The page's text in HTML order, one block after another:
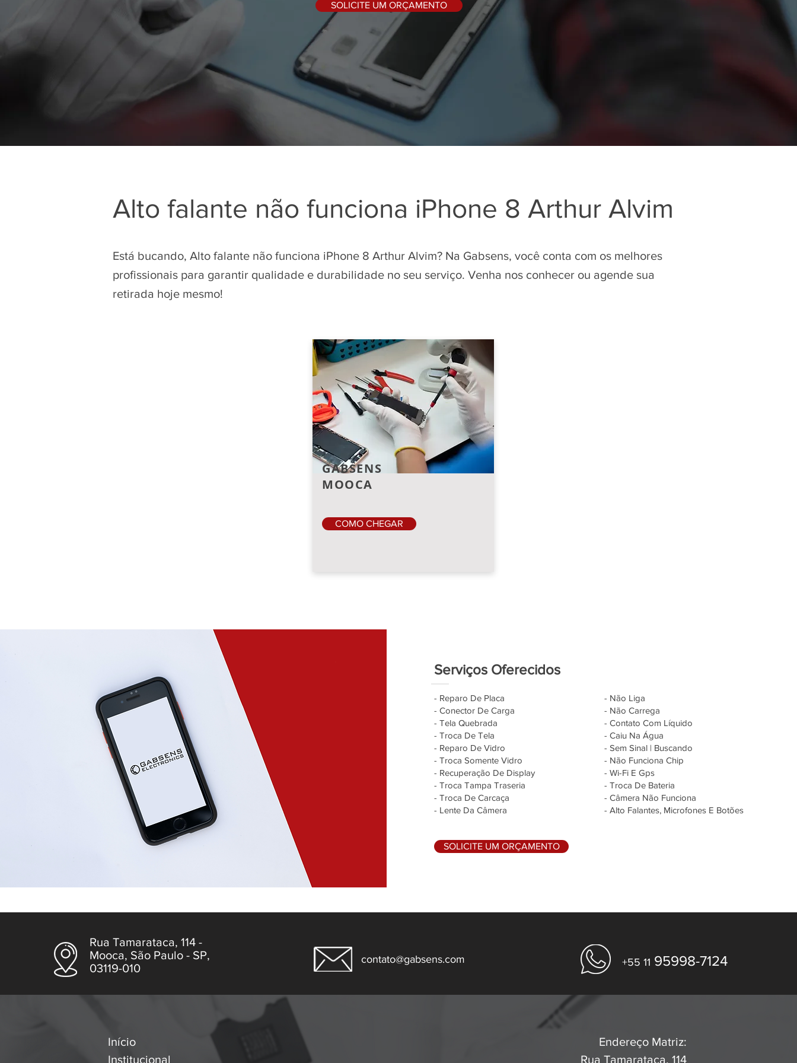
SOLICITE UM ORÇAMENTO
Alto falante não funciona iPhone 8 Arthur Alvim
Está bucando, Alto falante não funciona iPhone 8 Arthur Alvim? Na Gabsens, você conta com os melhores
profissionais para garantir qualidade e durabilidade no seu serviço. Venha nos conhecer ou agende sua
retirada hoje mesmo!
GABSENS
MOOCA
COMO CHEGAR
Serviços Oferecidos
- Reparo De Placa
- Conector De Carga
- Tela Quebrada
- Troca De Tela
- Reparo De Vidro
- Troca Somente Vidro
- Recuperação De Display
- Troca Tampa Traseria
- Troca De Carcaça
- Lente Da Câmera
- Não Liga
- Não Carrega
- Contato Com Líquido
- Caiu Na Água
- Sem Sinal | Buscando
- Não Funciona Chip
- Wi-Fi E Gps
- Troca De Bateria
- Câmera Não Funciona
- Alto Falantes, Microfones E Botões
SOLICITE UM ORÇAMENTO
Rua Tamarataca, 114 -
Mooca, São Paulo - SP,
03119-010
contato@gabsens.com +55 11 95998-7124
Início
Institucional
Endereço Matriz:
Rua Tamarataca, 114